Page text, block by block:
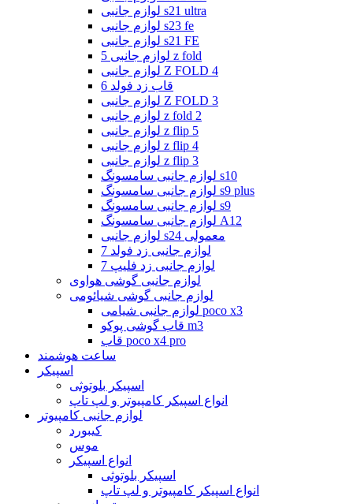
لوازم جانبی s21 ultra
لوازم جانبی s23 fe
لوازم جانبی s21 FE
لوازم جانبی 5 z fold
لوازم جانبی Z FOLD 4
قاب زد فولد 6
لوازم جانبی Z FOLD 3
لوازم جانبی z fold 2
لوازم جانبی z flip 5
لوازم جانبی z flip 4
لوازم جانبی z flip 3
لوازم جانبی سامسونگ s10
لوازم جانبی سامسونگ s9 plus
لوازم جانبی سامسونگ s9
لوازم جانبی سامسونگ A12
لوازم جانبی s24 معمولی
لوازم جانبی زد فولد 7
لوازم جانبی زد فلیپ 7
لوازم جانبی گوشی هواوی
لوازم جانبی گوشی شیائومی
لوازم جانبی شیامی poco x3
قاب گوشی پوکو m3
قاب poco x4 pro
ساعت هوشمند
اسپیکر
اسپیکر بلوتوثی
انواع اسپیکر کامپیوتر و لپ تاپ
لوازم جانبی کامپیوتر
کیبورد
موس
انواع اسپیکر
اسپیکر بلوتوثی
انواع اسپیکر کامپیوتر و لپ تاپ